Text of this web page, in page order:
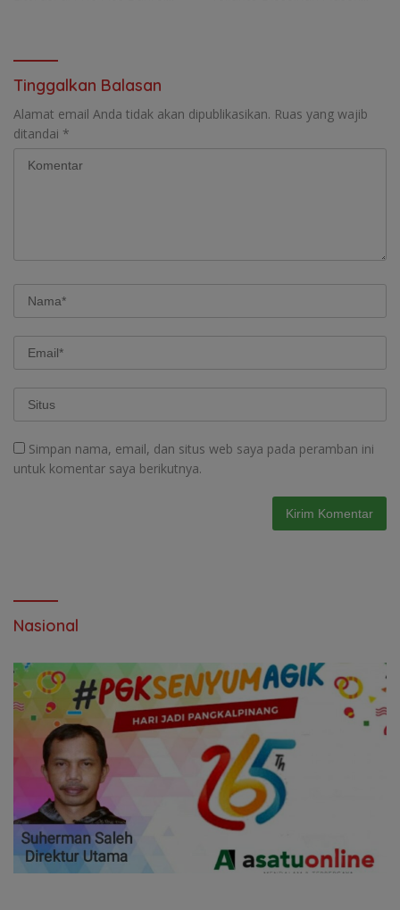
Tinggalkan Balasan
Alamat email Anda tidak akan dipublikasikan. Ruas yang wajib
ditandai *
Simpan nama, email, dan situs web saya pada peramban ini
untuk komentar saya berikutnya.
Nasional